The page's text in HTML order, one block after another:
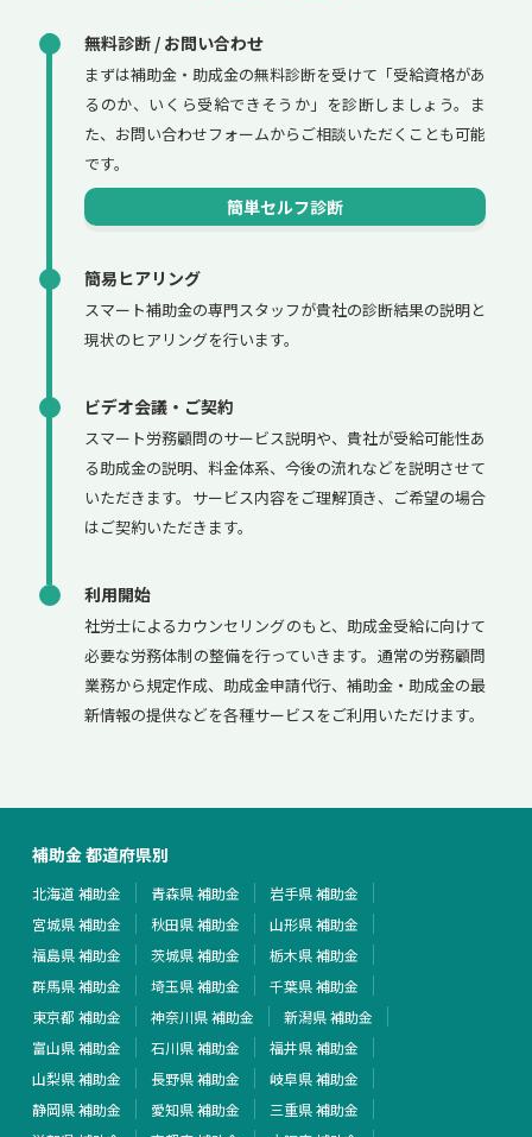
無料診断 / お問い合わせ
まずは補助金・助成金の無料診断を受けて「受給資格があ
るのか、いくら受給できそうか」を診断しましょう。ま
た、お問い合わせフォームからご相談いただくことも可能
です。
簡単セルフ診断
簡易ヒアリング
スマート補助金の専門スタッフが貴社の診断結果の説明と
現状のヒアリングを行います。
ビデオ会議・ご契約
スマート労務顧問のサービス説明や、貴社が受給可能性あ
る助成金の説明、料金体系、今後の流れなどを説明させて
いただきます。サービス内容をご理解頂き、ご希望の場合
はご契約いただきます。
利用開始
社労士によるカウンセリングのもと、助成金受給に向けて
必要な労務体制の整備を行っていきます。通常の労務顧問
業務から規定作成、助成金申請代行、補助金・助成金の最
新情報の提供などを各種サービスをご利用いただけます。
補助金 都道府県別
北海道 補助金 青森県 補助金
岩手県 補助金
宮城県 補助金
秋田県 補助金
山形県 補助金
福島県 補助金
茨城県 補助金
栃木県 補助金
群馬県 補助金
埼玉県 補助金
千葉県 補助金
東京都 補助金
神奈川県 補助金
新潟県 補助金
富山県 補助金
石川県 補助金
福井県 補助金
山梨県 補助金
長野県 補助金
岐阜県 補助金
静岡県 補助金
愛知県 補助金
三重県 補助金